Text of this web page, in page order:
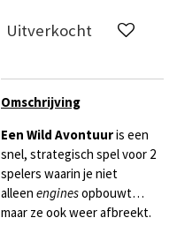
Uitverkocht
Omschrijving
Een Wild Avontuuris een
snel, strategisch spel voor 2
spelers waarin je niet
alleen enginesopbouwt…
maar ze ook weer afbreekt.